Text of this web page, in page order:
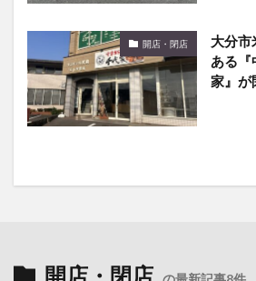
開店・閉店
大分市
ある『
家』が